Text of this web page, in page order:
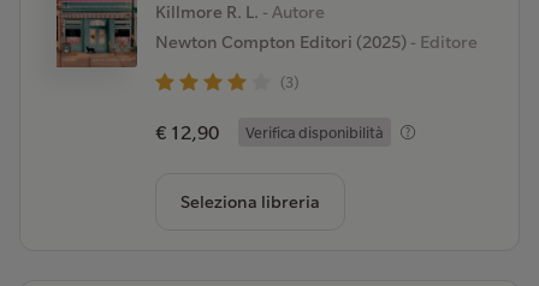
Killmore R. L. - Autore
Newton Compton Editori (2025)- Editore
(3)
€ 12,90 Verifica disponibilità
Seleziona libreria